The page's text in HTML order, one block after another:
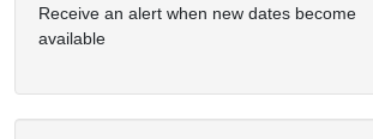
Receive an alert when new dates become
available